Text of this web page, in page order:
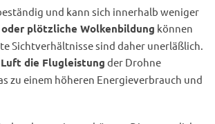
und kann sich innerhalb weniger
plötzliche Wolkenbildung können
Sichtverhältnisse sind daher unerläßlich.
die Flugleistung der Drohne
zu einem höheren Energieverbrauch und